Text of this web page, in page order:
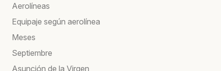
Aerolíneas
Equipaje según aerolínea
Meses
Septiembre
Asunción de la Virgen